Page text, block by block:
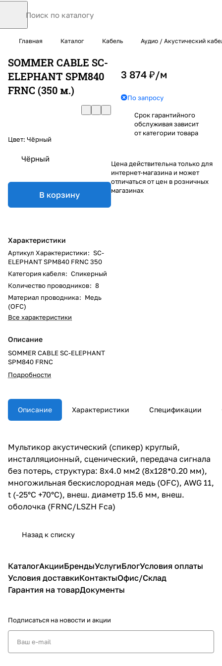
Главная Каталог Кабель Аудио / Акустический
SOMMER CABLE SC-
ELEPHANT SPM840
FRNC (350 м.)
Цвет: Чёрный
Чёрный
В корзину
Характеристики
Артикул Характеристики: SC-
ELEPHANT SPM840 FRNC 350
Категория кабеля: Спикерный
Количество проводников: 8
Материал проводника: Медь
(OFC)
Все характеристики
Описание
SOMMER CABLE SC-ELEPHANT
SPM840 FRNC
Подробности
3 874 ₽/м
По запросу
Срок гарантийного
обслуживая зависит
от категории товара
Цена действительна только для
интернет-магазина и может
отличаться от цен в розничных
магазинах
Описание Характеристики Спецификации
Мультикор акустический (спикер) круглый,
инсталляционный, сценический, передача сигнала
без потерь, структура: 8х4.0 мм2 (8х128*0.20 мм),
многожильная бескислородная медь (OFC), AWG 11,
t (-25°C +70°C), внеш. диаметр 15.6 мм, внеш.
оболочка (FRNC/LSZH Fca)
Назад к списку
КаталогАкцииБрендыУслугиБлогУсловия оплаты
Условия доставкиКонтактыОфис/Склад
Гарантия на товарДокументы
Подписаться на новости и акции